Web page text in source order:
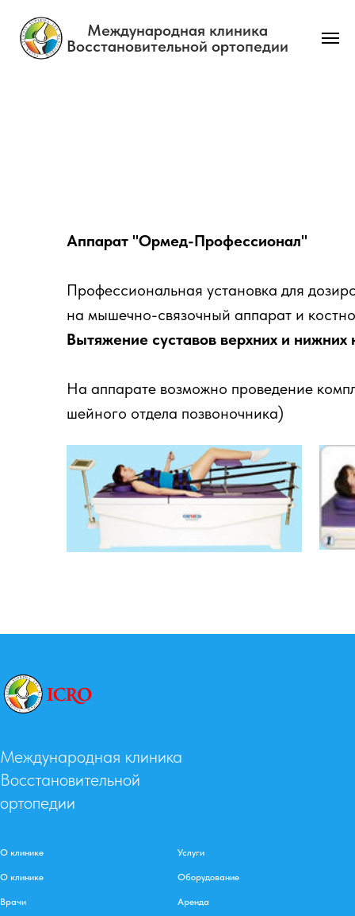
Международная клиника
Восстановительной ортопедии
Аппарат "Ормед-Профессионал"
Профессиональная установка для
на мышечно-связочный аппарат и
Вытяжение суставов верхних и нижних
На аппарате возможно проведение
шейного отдела позвоночника)
Международная клиника
Восстановительной
ортопедии
О клинике
О клинике
Врачи
Услуги
Оборудование
Аренда